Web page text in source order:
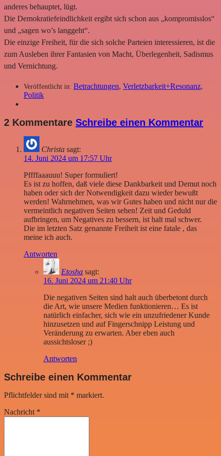
anderes behauptet, lügt.
Die Demokratiefeindlichkeit ergibt sich schon aus „kompromisslos“
und „sagen wo’s langgeht“.
Die einzige Freiheit, für die sich solche Parteien interessieren, ist die
zum Ausleben ihrer Fantasien von Macht, Überlegenheit, Sadismus
und Vernichtung.
Veröffentlicht in: Betrachtungen, Verletzbarkeit+Resonanz,
Politik
2 Kommentare Schreibe einen Kommentar
Christa sagt:
14. Juni 2024 um 17:57 Uhr
Pffffaaauuu! Super formuliert!
Es ist zu hoffen, daß viele diese Dankbarkeit und Demut noch
haben oder sich der Notwendigkeit dazu wieder bewußt
werden! Wahrnehmen, was wir Gutes haben und nicht nur die
vermeintlich negativen Seiten sehen! Zeit und Geduld
aufbringen, um Negatives zu bessern, ist halt mal schwer.
Die im letzten Satz genannte Freiheit ist eine fatale , das
meine ich auch.
Antworten
Etosha sagt:
16. Juni 2024 um 21:40 Uhr
Die negativen Seiten sind halt auch überbetont durch
die Art, wie unsere Medien funktionieren… Es ist
natürlich einfacher, sich wie ein unzufriedener Kunde
hinzusetzen und auf Fingerschnipp Leistung und
Veränderung zu erwarten. Aber eben auch
aussichtsloser ;)
Antworten
Schreibe einen Kommentar
Pflichtfelder sind mit * markiert.
Nachricht *